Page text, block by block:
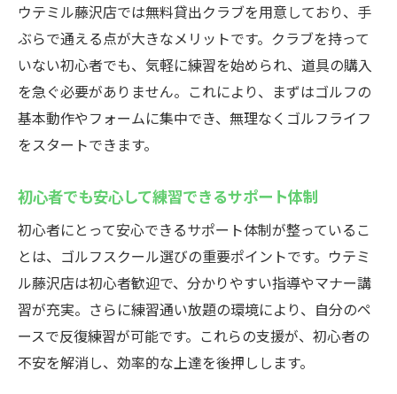
初心者歓迎の丁寧なレッスンが好評の理由
通い放題プランで満足度の高い練習環境
高性能シミュレーターで実力をしっかり分
析
藤沢駅でインドアゴルフを楽しむなら24時間営
インドアゴルフスクールで24時間自分磨き
が可能
時間を選ばず好きな時にゴルフ練習を実現
初心者でも続けやすい充実した設備が魅力
天候や季節に左右されない快適な環境
無料貸出クラブと通い放題で手軽に上達
リーズナブルな料金で始めるゴルフ体験
ウテミル藤沢店では無料貸出クラブを用意しており、手
ぶらで通える点が大きなメリットです。クラブを持って
いない初心者でも、気軽に練習を始められ、道具の購入
を急ぐ必要がありません。これにより、まずはゴルフの
基本動作やフォームに集中でき、無理なくゴルフライフ
をスタートできます。
初心者でも安心して練習できるサポート体制
初心者にとって安心できるサポート体制が整っているこ
とは、ゴルフスクール選びの重要ポイントです。ウテミ
ル藤沢店は初心者歓迎で、分かりやすい指導やマナー講
習が充実。さらに練習通い放題の環境により、自分のペ
ースで反復練習が可能です。これらの支援が、初心者の
不安を解消し、効率的な上達を後押しします。